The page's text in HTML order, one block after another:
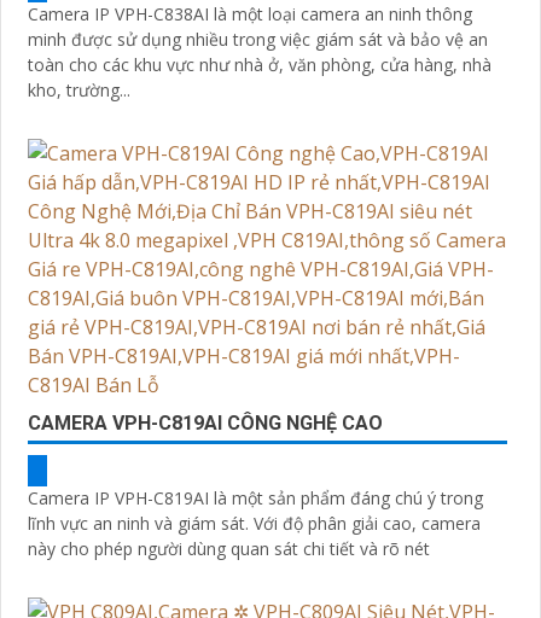
Camera IP VPH-C838AI là một loại camera an ninh thông
minh được sử dụng nhiều trong việc giám sát và bảo vệ an
toàn cho các khu vực như nhà ở, văn phòng, cửa hàng, nhà
kho, trường...
CAMERA VPH-C819AI CÔNG NGHỆ CAO
Camera IP VPH-C819AI là một sản phẩm đáng chú ý trong
lĩnh vực an ninh và giám sát. Với độ phân giải cao, camera
này cho phép người dùng quan sát chi tiết và rõ nét